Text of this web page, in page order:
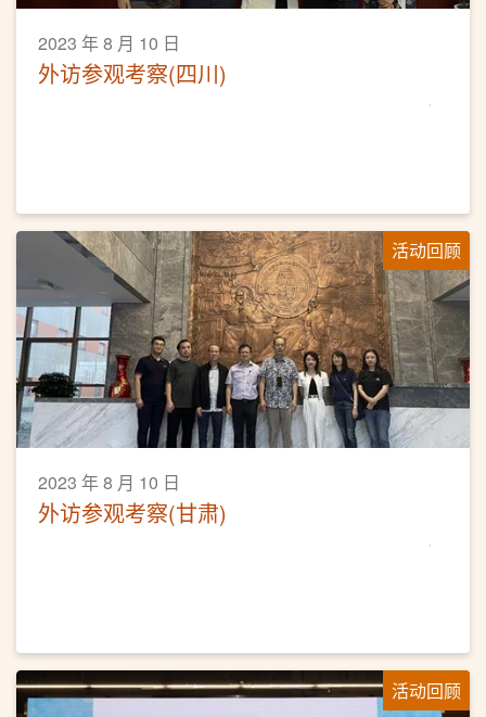
2023 年 8 月 10 日
外访参观考察(四川)
活动回顾
2023 年 8 月 10 日
外访参观考察(甘肃)
活动回顾